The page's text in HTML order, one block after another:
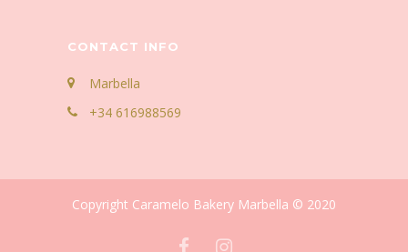
CONTACT INFO
Marbella
+34 616988569
Copyright Caramelo Bakery Marbella © 2020